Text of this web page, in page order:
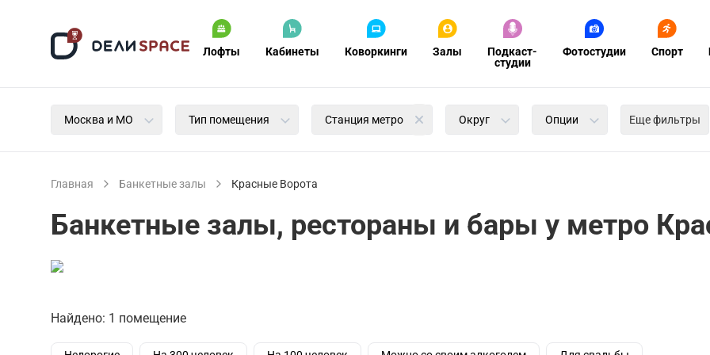
Лофты Кабинеты Коворкинги Залы
Подкаст-
студии
Фотостудии Спорт
Москва и МО Тип помещения Станция метро Округ Опции Еще фильтры
Главная Банкетные залы Красные Ворота
Банкетные залы, рестораны и бары у метро
Найдено: 1 помещение